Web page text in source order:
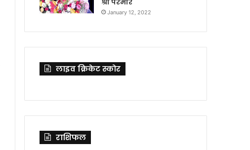
January 12, 2022
लाइव क्रिकेट स्कोर
राशिफल